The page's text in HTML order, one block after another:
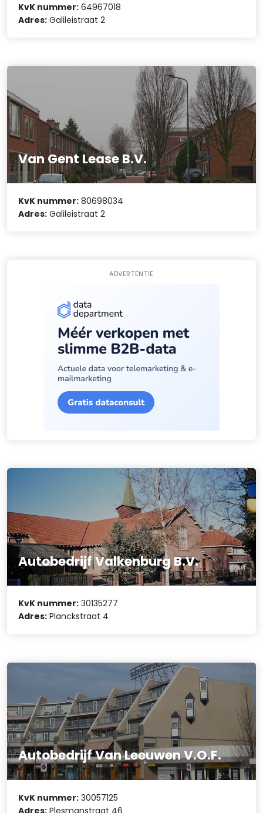
KvK nummer: 64967018
Adres: Galileistraat 2
Van Gent Lease B.V.
KvK nummer: 80698034
Adres: Galileistraat 2
ADVERTENTIE
Autobedrijf Valkenburg B.V.
KvK nummer: 30135277
Adres: Planckstraat 4
Autobedrijf Van Leeuwen V.O.F.
KvK nummer: 30057125
Adres: Plesmanstraat 46